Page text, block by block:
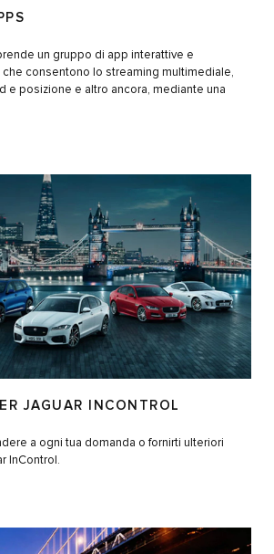
un gruppo di app interattive e
consentono lo streaming multimediale,
e posizione e altro ancora, mediante una
JAGUAR INCONTROL
a ogni tua domanda o fornirti ulteriori
InControl.